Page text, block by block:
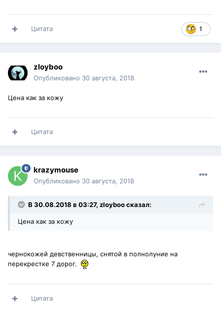
1
Цитата
zloyboo
Опубликовано 30 августа, 2018
Цена как за кожу
Цитата
krazymouse
Опубликовано 30 августа, 2018
В 30.08.2018 в 03:27, zloybooсказал:
Цена как за кожу
чернокожей девственницы, снятой в полнолуние на
перекрестке 7 дорог.
Цитата